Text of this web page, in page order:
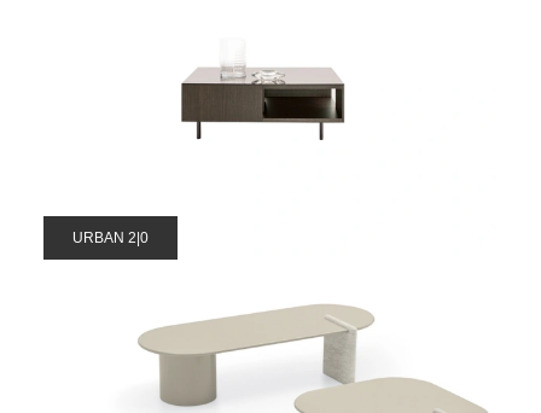
URBAN 2|0